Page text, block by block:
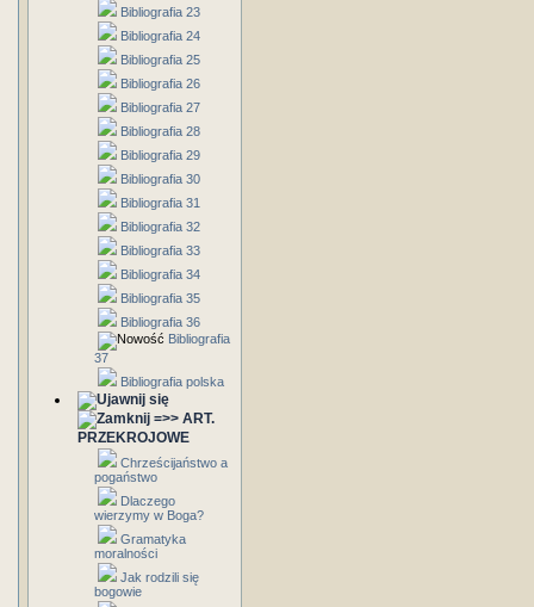
Bibliografia 23
Bibliografia 24
Bibliografia 25
Bibliografia 26
Bibliografia 27
Bibliografia 28
Bibliografia 29
Bibliografia 30
Bibliografia 31
Bibliografia 32
Bibliografia 33
Bibliografia 34
Bibliografia 35
Bibliografia 36
Bibliografia
37
Bibliografia polska
=>> ART.
PRZEKROJOWE
Chrześcijaństwo a
pogaństwo
Dlaczego
wierzymy w Boga?
Gramatyka
moralności
Jak rodzili się
bogowie